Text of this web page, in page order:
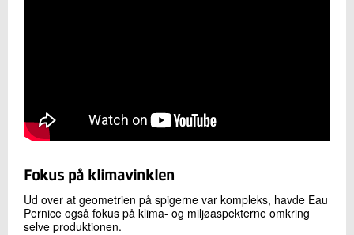
Fokus på klimavinklen
Ud over at geometrien på spigerne var kompleks, havde Eau
Pernice også fokus på klima- og miljøaspekterne omkring
selve produktionen.